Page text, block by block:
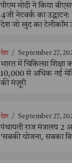
पीएम मोदी ने किया
4जी नेटवर्क का उद्घाटन:
देश जो खुद का टेलीकॉम
देश / September 27,
भारत में चिकित्सा शिक्षा
10,000 से अधिक नई
की मंज़ूरी
देश / September 27,
पंचायती राज मंत्रालय
'सबकी योजना, सबका